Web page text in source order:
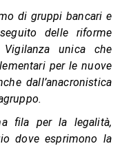
di gruppi bancari e
delle riforme
unica che
per le nuove
dall’anacronistica
fila per la legalità,
dove esprimono la